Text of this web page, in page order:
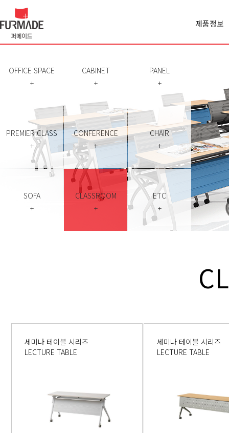
제품정보
Office
Chair
Sofa
Etc
OFFICE SPACE
+
CABINET
+
PANEL
+
PREMIER CLASS
+
CONFERENCE
+
CHAIR
+
SOFA
+
CLASSROOM
+
ETC
+
세미나 테이블 시리즈
LECTURE TABLE
세미나 테이블 시리즈
LECTURE TABLE